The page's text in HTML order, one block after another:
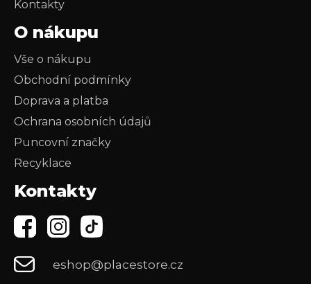
Kontakty
O nákupu
Vše o nákupu
Obchodní podmínky
Doprava a platba
Ochrana osobních údajů
Puncovní značky
Recyklace
Kontakty
eshop@placestore.cz